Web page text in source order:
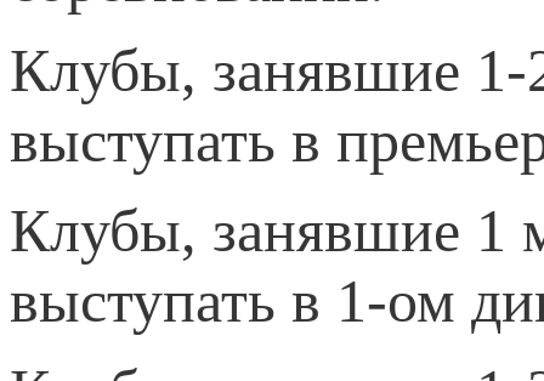
Клубы, занявшие 1-
выступать в
Клубы, занявшие 1
выступать в 1-ом